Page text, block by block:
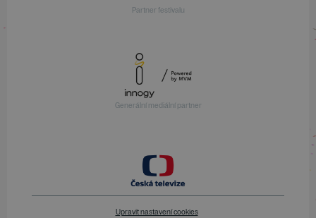
Partner festivalu
Generální mediální partner
Upravit nastavení cookies